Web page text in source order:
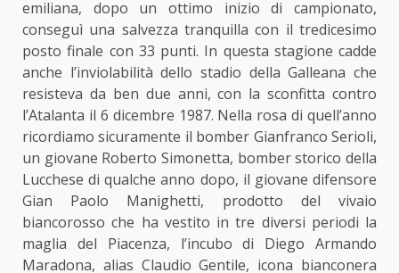
emiliana, dopo un ottimo inizio di campionato,
conseguì una salvezza tranquilla con il tredicesimo
posto finale con 33 punti. In questa stagione cadde
anche l’inviolabilità dello stadio della Galleana che
resisteva da ben due anni, con la sconfitta contro
l’Atalanta il 6 dicembre 1987. Nella rosa di quell’anno
ricordiamo sicuramente il bomber Gianfranco Serioli,
un giovane Roberto Simonetta, bomber storico della
Lucchese di qualche anno dopo, il giovane difensore
Gian Paolo Manighetti, prodotto del vivaio
biancorosso che ha vestito in tre diversi periodi la
maglia del Piacenza, l’incubo di Diego Armando
Maradona, alias Claudio Gentile, icona bianconera